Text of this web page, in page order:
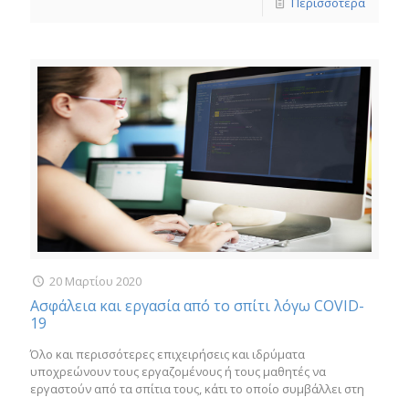
20 Μαρτίου 2020
Ασφάλεια και εργασία από το σπίτι λόγω COVID-
19
Όλο και περισσότερες επιχειρήσεις και ιδρύματα
υποχρεώνουν τους εργαζομένους ή τους μαθητές να
εργαστούν από τα σπίτια τους, κάτι το οποίο συμβάλλει στη